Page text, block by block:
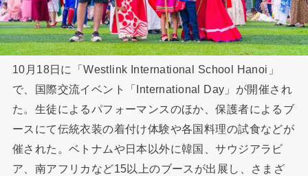
10月18日に「Westlink International School Hanoi」
で、国際交流イベント「International Day」が開催され
た。生徒によるパフォーマンスのほか、保護者によるブ
ースにて伝統衣装の着付け体験や各国料理の試食などが
催された。ベトナムや日本以外に韓国、サウジアラビ
ア、南アフリカなど15以上のブースが出展し、さまざ